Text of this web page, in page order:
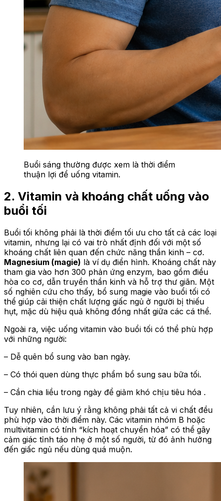
Buổi sáng thường được xem là thời điểm
thuận lợi để uống vitamin.
2. Vitamin và khoáng chất uống vào
buổi tối
Buổi tối không phải là thời điểm tối ưu cho tất cả các loại
vitamin, nhưng lại có vai trò nhất định đối với một số
khoáng chất liên quan đến chức năng thần kinh – cơ.
Magnesium (magie) là ví dụ điển hình. Khoáng chất này
tham gia vào hơn 300 phản ứng enzym, bao gồm điều
hòa co cơ, dẫn truyền thần kinh và hỗ trợ thư giãn. Một
số nghiên cứu cho thấy, bổ sung magie vào buổi tối có
thể giúp cải thiện chất lượng giấc ngủ ở người bị thiếu
hụt, mặc dù hiệu quả không đồng nhất giữa các cá thể.
Ngoài ra, việc uống vitamin vào buổi tối có thể phù hợp
với những người:
– Dễ quên bổ sung vào ban ngày.
– Có thói quen dùng thực phẩm bổ sung sau bữa tối.
– Cần chia liều trong ngày để giảm khó chịu tiêu hóa .
Tuy nhiên, cần lưu ý rằng không phải tất cả vi chất đều
phù hợp vào thời điểm này. Các vitamin nhóm B hoặc
multivitamin có tính “kích hoạt chuyển hóa” có thể gây
cảm giác tỉnh táo nhẹ ở một số người, từ đó ảnh hưởng
đến giấc ngủ nếu dùng quá muộn.